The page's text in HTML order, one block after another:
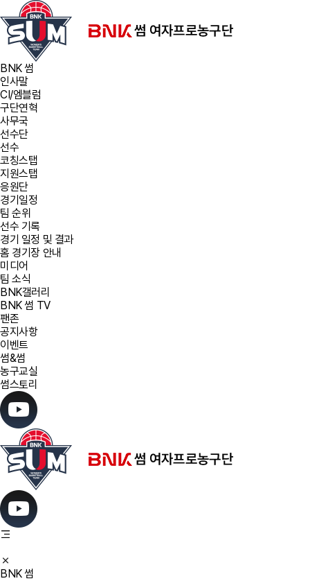
BNK 썸
인사말
CI/엠블럼
구단연혁
사무국
선수단
선수
코칭스탭
지원스탭
응원단
경기일정
팀 순위
선수 기록
경기 일정 및 결과
홈 경기장 안내
미디어
팀 소식
BNK갤러리
BNK 썸 TV
팬존
공지사항
이벤트
썸&썸
농구교실
썸스토리
BNK 썸